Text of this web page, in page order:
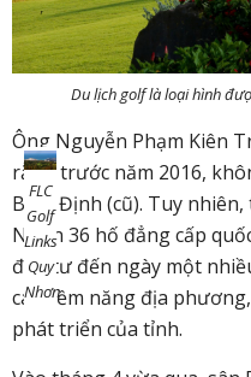
Du lịch golf là loại hình
Ông Nguyễn Phạm Kiên
rằng trước năm 2016,
Bình Định (cũ). Tuy nhiên,
Nhơn 36 hố đẳng cấp
đầu tư đến ngày một
các tiềm năng địa
phát triển của tỉnh.
FLC
Golf
Links
Quy
Nhơn